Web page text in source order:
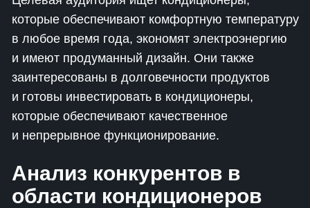
которые обеспечивают комфортную температуру
в любое время года, экономят электроэнергию
и имеют продуманный дизайн. Они также
заинтересованы в долговечности продуктов
и готовы инвестировать в кондиционеры,
которые обеспечивают качественное
и непрерывное функционирование.
Анализ конкурентов в
области кондиционеров